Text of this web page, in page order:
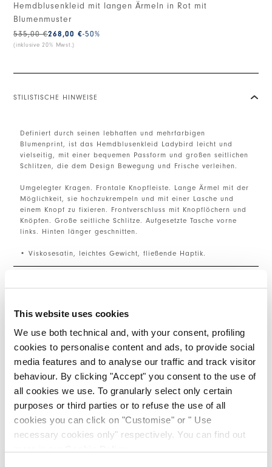
This website uses cookies
We use both technical and, with your consent, profiling
cookies to personalise content and ads, to provide social
media features and to analyse our traffic and track visitor
behaviour. By clicking "Accept" you consent to the use of
all cookies we use. To granularly select only certain
purposes or third parties or to refuse the use of all
cookies you can click on "Customise" or " Use
necessary cookies only" respectively. You can find out
Hemdblusenkleid mit langen Ärmeln in Rot mit
Blumenmuster
268,00 €
535,00 € -50%
(inklusive 20% Mwst.)
STILISTISCHE HINWEISE
Definiert durch seinen lebhaften und mehrfarbigen
Blumenprint, ist das Hemdblusenkleid Ladybird leicht und
vielseitig, mit einer bequemen Passform und großen seitlichen
Schlitzen, die dem Design Bewegung und Frische verleihen.
Umgelegter Kragen. Frontale Knopfleiste. Lange Ärmel mit der
Möglichkeit, sie hochzukrempeln und mit einer Lasche und
einem Knopf zu fixieren. Frontverschluss mit Knopflöchern und
Knöpfen. Große seitliche Schlitze. Aufgesetzte Tasche vorne
links. Hinten länger geschnitten.
• Viskosesatin, leichtes Gewicht, fließende Haptik.
GRÖSSE & PASSFORM
EINZELHEITEN ZUM PRODUKT
Kantakte Teilen
COMPLETE THE LOOK